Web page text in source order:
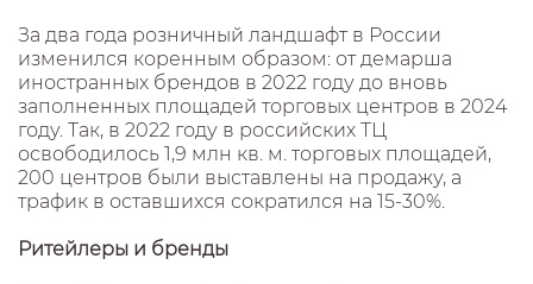
За два года розничный ландшафт в России
изменился коренным образом: от демарша
иностранных брендов в 2022 году до вновь
заполненных площадей торговых центров в 2024
году. Так, в 2022 году в российских ТЦ
освободилось 1,9 млн кв. м. торговых площадей,
200 центров были выставлены на продажу, а
трафик в оставшихся сократился на 15-30%.
Ритейлеры и бренды